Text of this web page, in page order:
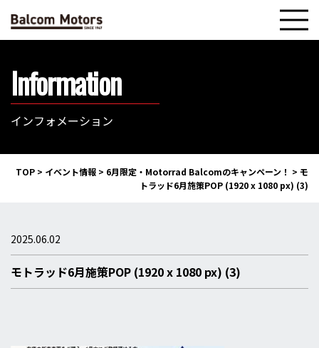
Information
インフォメーション
TOP > イベント情報 > 6月限定・Motorrad Balcomのキャンペーン！ > モ
トラッド6月施策POP (1920 x 1080 px) (3)
2025.06.02
モトラッド6月施策POP (1920 x 1080 px) (3)